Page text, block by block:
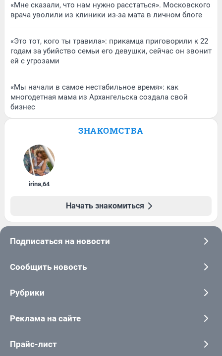
«Мне сказали, что нам нужно расстаться». Московского
врача уволили из клиники из-за мата в личном блоге
«Это тот, кого ты травила»: прикамца приговорили к 22
годам за убийство семьи его девушки, сейчас он звонит
ей с угрозами
«Мы начали в самое нестабильное время»: как
многодетная мама из Архангельска создала свой
бизнес
ЗНАКОМСТВА
irina,64
Начать знакомиться
Подписаться на новости
Сообщить новость
Рубрики
Реклама на сайте
Прайс-лист